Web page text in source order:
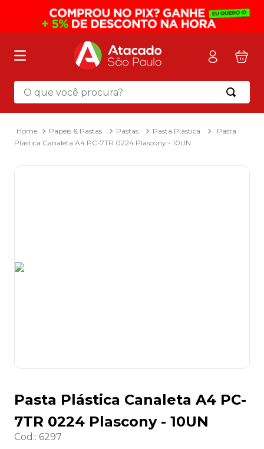
O que você procura?
Papéis & Pastas Pastas Pasta Plástica
Pasta
Plástica Canaleta A4 PC-7TR 0224 Plascony - 10UN
Pasta Plástica Canaleta A4 PC-
7TR 0224 Plascony - 10UN
Cod.: 6297
Termos mais buscados
mochila
2º sacola
3º papel toalha